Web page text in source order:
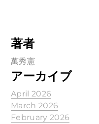
著者
萬秀憲
アーカイブ
April 2026
March 2026
February 2026